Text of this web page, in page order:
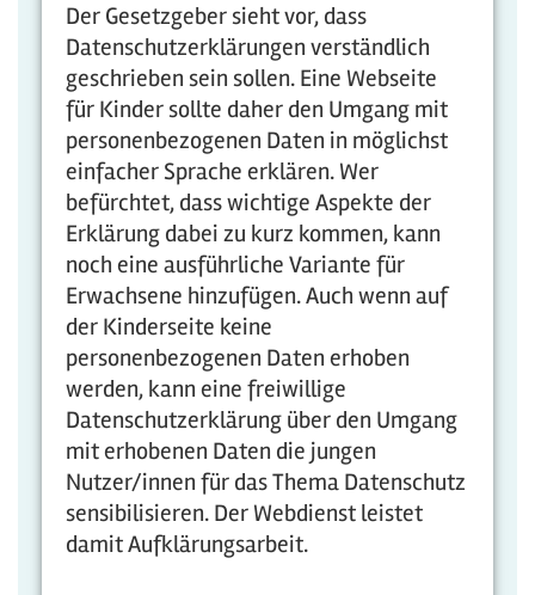
Der Gesetzgeber sieht vor, dass
Datenschutzerklärungen verständlich
geschrieben sein sollen. Eine Webseite
für Kinder sollte daher den Umgang mit
personenbezogenen Daten in möglichst
einfacher Sprache erklären. Wer
befürchtet, dass wichtige Aspekte der
Erklärung dabei zu kurz kommen, kann
noch eine ausführliche Variante für
Erwachsene hinzufügen. Auch wenn auf
der Kinderseite keine
personenbezogenen Daten erhoben
werden, kann eine freiwillige
Datenschutzerklärung über den Umgang
mit erhobenen Daten die jungen
Nutzer/innen für das Thema Datenschutz
sensibilisieren. Der Webdienst leistet
damit Aufklärungsarbeit.